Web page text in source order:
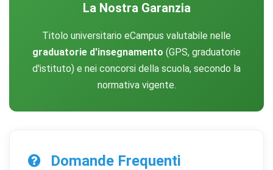
La Nostra Garanzia
Titolo universitario eCampus valutabile nelle
graduatorie d'insegnamento (GPS, graduatorie
d'istituto) e nei concorsi della scuola, secondo la
normativa vigente.
Domande Frequenti